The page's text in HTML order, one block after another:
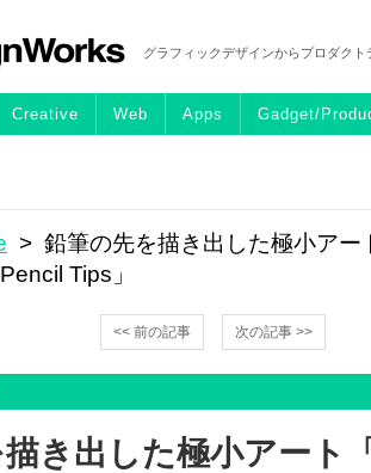
グラフィックデザインからプロダク
Creative Web Apps Gadget/
> 鉛筆の先を描き出した極小アー
Tips」
<< 前の記事 次の記事 >>
き出した極小アート